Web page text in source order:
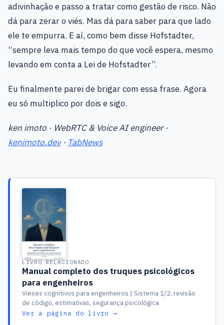
adivinhação e passo a tratar como gestão de risco. Não
dá para zerar o viés. Mas dá para saber para que lado
ele te empurra. E aí, como bem disse Hofstadter,
“sempre leva mais tempo do que você espera, mesmo
levando em conta a Lei de Hofstadter”.
Eu finalmente parei de brigar com essa frase. Agora
eu só multiplico por dois e sigo.
ken imoto · WebRTC & Voice AI engineer ·
kenimoto.dev· TabNews
LIVRO RELACIONADO
Manual completo dos truques psicológicos
para engenheiros
Vieses cognitivos para engenheiros | Sistema 1/2, revisão
de código, estimativas, segurança psicológica
Ver a página do livro →